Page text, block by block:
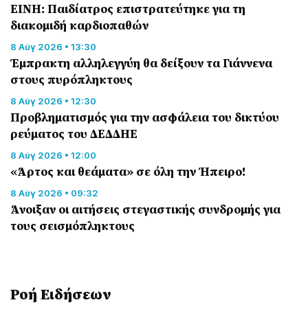
ΕΙΝΗ: Παιδίατρος επιστρατεύτηκε για τη
διακομιδή καρδιοπαθών
8 Αύγ 2026 • 13:30
Έμπρακτη αλληλεγγύη θα δείξουν τα Γιάννενα
στους πυρόπληκτους
8 Αύγ 2026 • 12:30
Προβληματισμός για την ασφάλεια του δικτύου
ρεύματος του ΔΕΔΔΗΕ
8 Αύγ 2026 • 12:00
«Άρτος και θεάματα» σε όλη την Ήπειρο!
8 Αύγ 2026 • 09:32
Άνοιξαν οι αιτήσεις στεγαστικής συνδρομής για
τους σεισμόπληκτους
Ροή Eιδήσεων